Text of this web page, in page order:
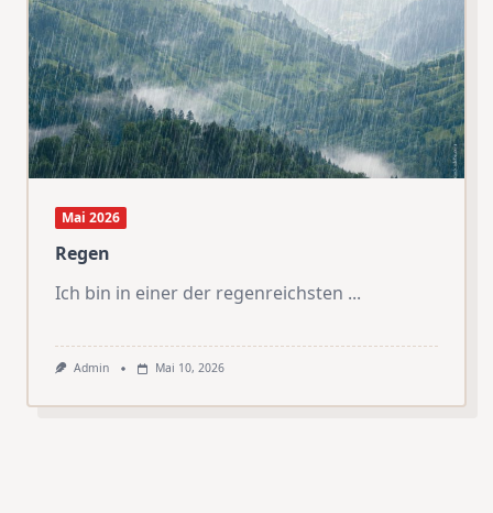
Mai 2026
Regen
Ich bin in einer der regenreichsten ...
Admin Mai 10, 2026